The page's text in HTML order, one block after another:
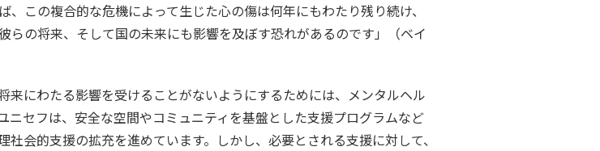
この複合的な危機によって生じた心の傷は何年にもわたり残り続け、
の将来、そして国の未来にも影響を及ぼす恐れがあるのです」（ベイ
にわたる影響を受けることがないようにするためには、メンタルヘル
セフは、安全な空間やコミュニティを基盤とした支援プログラムなど
会的支援の拡充を進めています。しかし、必要とされる支援に対して、